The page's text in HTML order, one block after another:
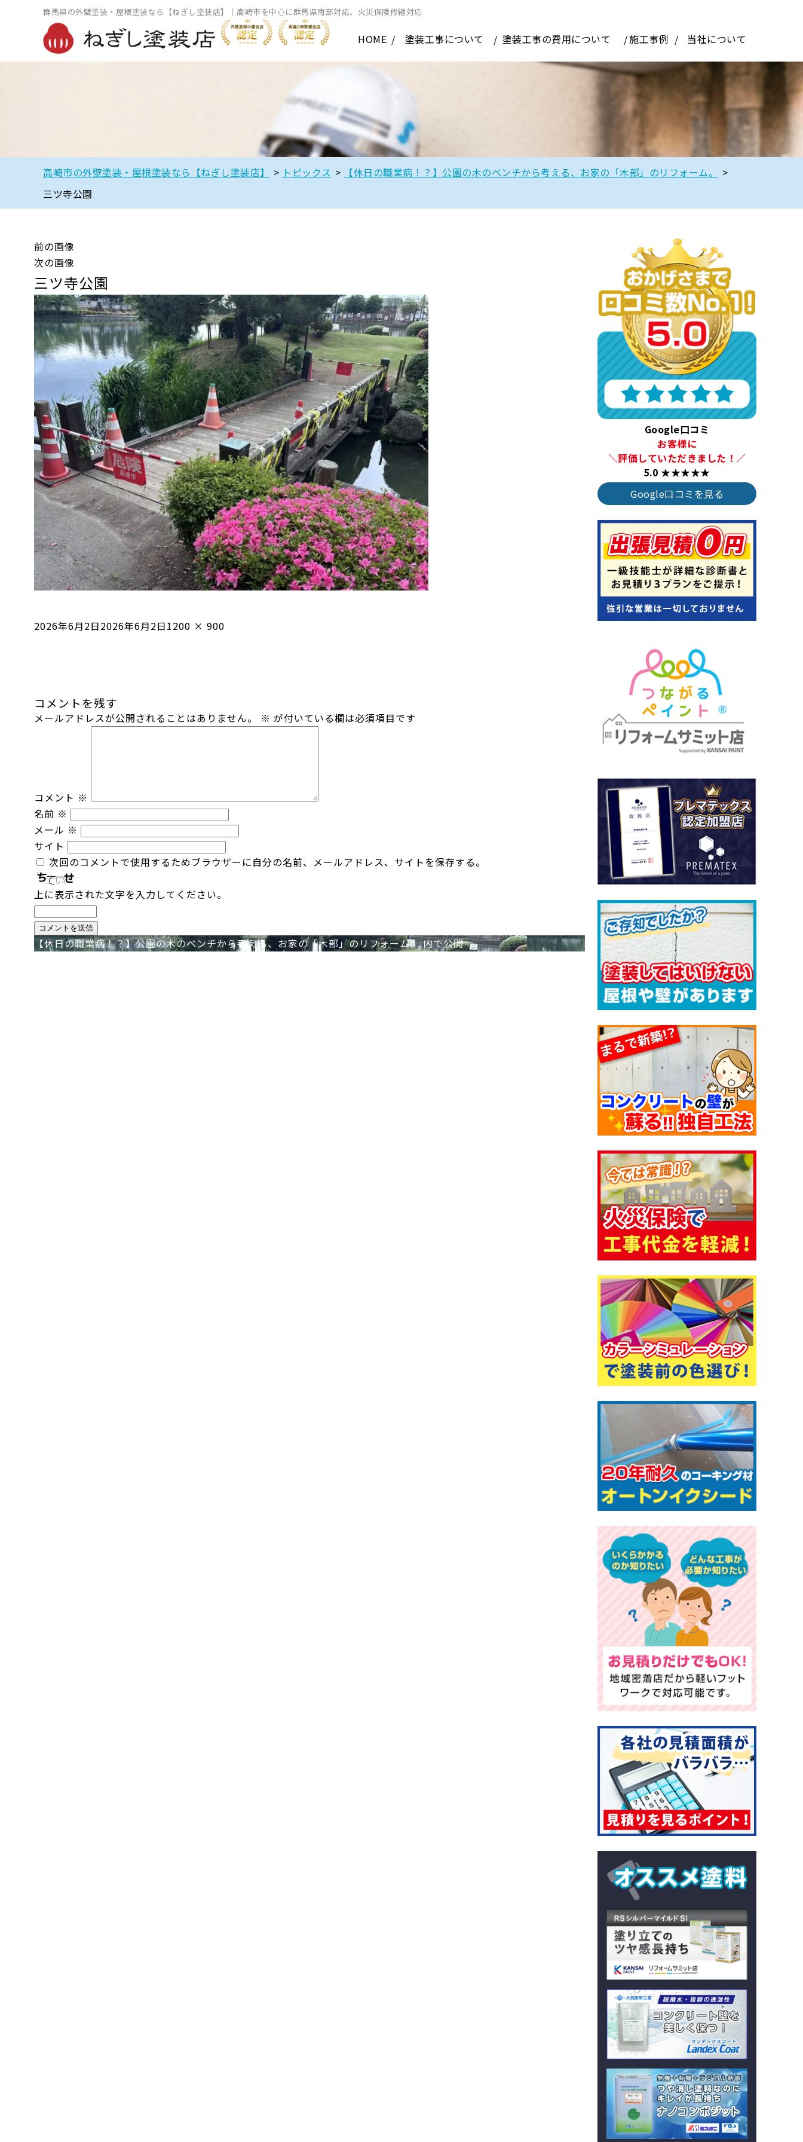
群馬県の外壁塗装・屋根塗装なら【ねぎし塗装店】｜高崎市を中心に群馬県南部対応、火災保険修繕対応
HOME 塗装工事について 塗装工事の費用について 施工事例 当社について
高崎市の外壁塗装・屋根塗装なら【ねぎし塗装店】 > トピックス > 【休日の職業病！？】公園の木のベンチから考える、お家の「木部」のリフォーム。
>
三ツ寺公園
前の画像
次の画像
三ツ寺公園
投
2026年6月2日2026年6月2日フ
1200 × 900
コメントを残す
メールアドレスが公開されることはありません。 ※ が付いている欄は必須項目です
コメント ※
名前 ※
メール ※
サイト
次回のコメントで使用するためブラウザーに自分の名前、メールアドレス、サイトを保存する。
上に表示された文字を入力してください。
投
【休日の職業病！？】公園の木のベンチから考える、お家の「木部」のリフォーム。 内で公開
Google口コミ
お客様に
＼評価していただきました！／
5.0 ★★★★★
Google口コミを見る